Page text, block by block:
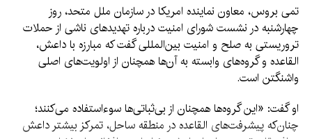
تمی بروس، معاون نماینده امریکا در سازمان ملل متحد، روز
چهارشنبه در نشست شورای امنیت درباره تهدیدهای ناشی از حملات
تروریستی به صلح و امنیت بین‌المللی گفت که مبارزه با داعش،
القاعده و گروه‌های وابسته به آن‌ها همچنان از اولویت‌های اصلی
واشنگتن است.
او گفت: «این گروه‌ها همچنان از بی‌ثباتی‌ها سوءاستفاده می‌کنند؛
چنان‌که پیشرفت‌های القاعده در منطقه ساحل، تمرکز بیشتر داعش